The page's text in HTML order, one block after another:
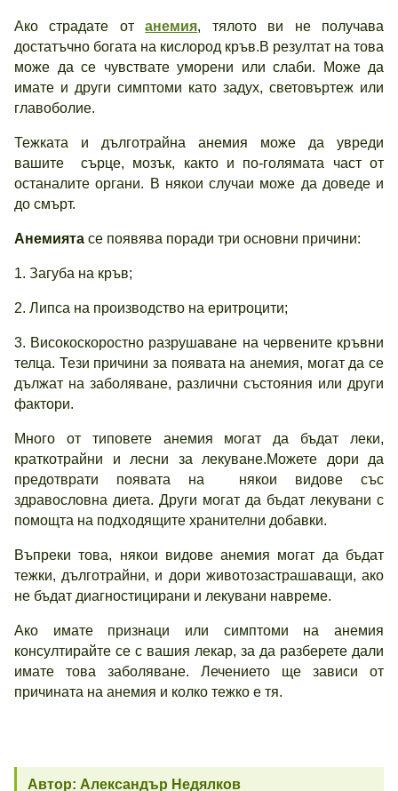
Ако страдате отанемия, тялото ви не получава
достатъчно богата на кислород кръв.В резултат на това
може да се чувствате уморени или слаби. Може да
имате и други симптоми като задух, световъртеж или
главоболие.
Тежката и дълготрайна анемия може да увреди
вашите сърце, мозък, както и по-голямата част от
останалите органи. В някои случаи може да доведе и
до смърт.
Анемията се появява поради три основни причини:
1. Загуба на кръв;
2. Липса на производство на еритроцити;
3. Високоскоростно разрушаване на червените кръвни
телца. Тези причини за появата на анемия, могат да се
дължат на заболяване, различни състояния или други
фактори.
Много от типовете анемия могат да бъдат леки,
краткотрайни и лесни за лекуване.Можете дори да
предотврати появата на някои видове със
здравословна диета. Други могат да бъдат лекувани с
помощта на подходящите хранителни добавки.
Въпреки това, някои видове анемия могат да бъдат
тежки, дълготрайни, и дори животозастрашаващи, ако
не бъдат диагностицирани и лекувани навреме.
Ако имате признаци или симптоми на анемия
консултирайте се с вашия лекар, за да разберете дали
имате това заболяване. Лечението ще зависи от
причината на анемия и колко тежко е тя.
Автор: Александър Недялков